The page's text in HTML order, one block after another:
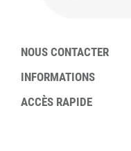
NOUS CONTACTER
INFORMATIONS
ACCÈS RAPIDE